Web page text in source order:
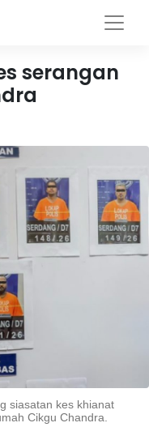
serangan
siasatan kes khianat
Cikgu Chandra.